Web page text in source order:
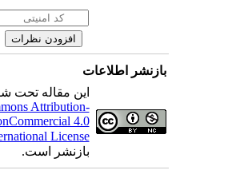
بازنشر اطلاعات
این مقاله تحت
Attribution-
4.0
License
بازنشر است.